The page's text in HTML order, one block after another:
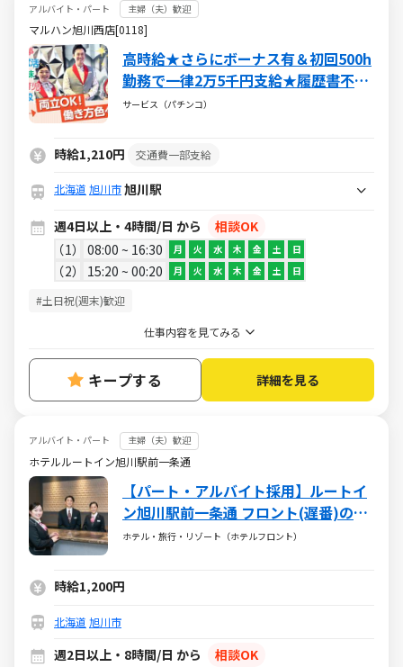
アルバイト・パート 主婦（夫）歓迎
マルハン旭川西店[0118]
高時給★さらにボーナス有＆初回500h
勤務で一律2万5千円支給★履歴書不要
♪
サービス（パチンコ）
時給1,210円 交通費一部支給
北海道 旭川市旭川駅
週4日以上・4時間/日 から
相談OK
1
08:00 ~ 16:30 月 火 水 木 金 土 日
2 15:20 ~ 00:20 月 火 水 木 金 土 日
#土日祝(週末)歓迎
仕事内容を見てみる
キープする 詳細を見る
アルバイト・パート 主婦（夫）歓迎
ホテルルートイン旭川駅前一条通
【パート・アルバイト採用】ルートイ
ン旭川駅前一条通 フロント(遅番)のお
仕事
ホテル・旅行・リゾート（ホテルフロント）
時給1,200円
北海道 旭川市
週2日以上・8時間/日 から
相談OK